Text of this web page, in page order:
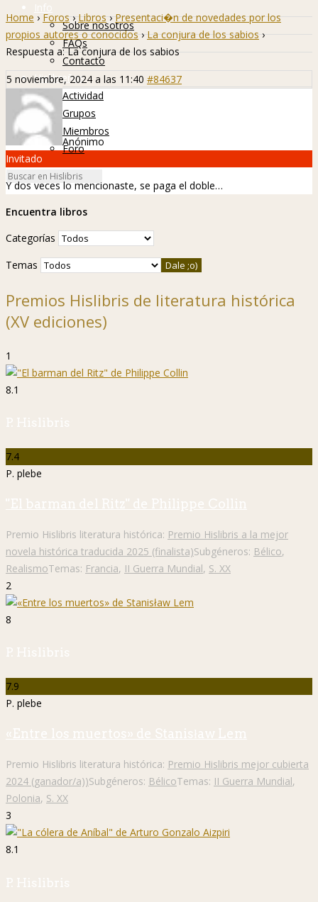
Info
Sobre nosotros
FAQs
Contacto
Hislibreños
Actividad
Grupos
Miembros
Foro
Home › Foros › Libros › Presentaci�n de novedades por los
propios autores o conocidos › La conjura de los sabios ›
Respuesta a: La conjura de los sabios
5 noviembre, 2024 a las 11:40 #84637
Anónimo
Invitado
Y dos veces lo mencionaste, se paga el doble…
Encuentra libros
Categorías
Temas
Premios Hislibris de literatura histórica
(XV ediciones)
1
8.1
P. Hislibris
7.4
P. plebe
"El barman del Ritz" de Philippe Collin
Premio Hislibris literatura histórica: Premio Hislibris a la mejor
novela histórica traducida 2025 (finalista)Subgéneros: Bélico,
RealismoTemas: Francia, II Guerra Mundial, S. XX
2
8
P. Hislibris
7.9
P. plebe
«Entre los muertos» de Stanisław Lem
Premio Hislibris literatura histórica: Premio Hislibris mejor cubierta
2024 (ganador/a))Subgéneros: BélicoTemas: II Guerra Mundial,
Polonia, S. XX
3
8.1
P. Hislibris